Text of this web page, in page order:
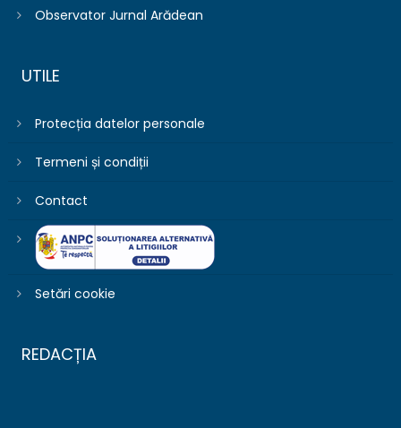
Observator Jurnal Arădean
UTILE
Protecția datelor personale
Termeni și condiții
Contact
Setări cookie
REDACȚIA